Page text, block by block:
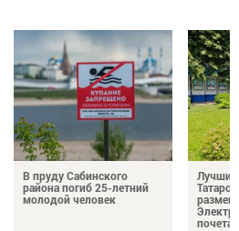
В пруду Сабинского
района погиб 25-летний
молодой человек
Лучших
почета